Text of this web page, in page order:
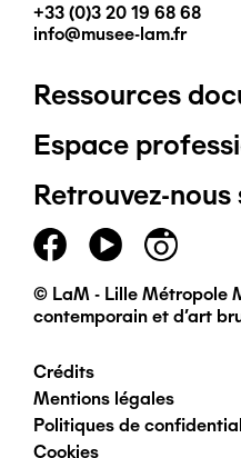
+33 (0)3 20 19 68 68
info@musee-lam.fr
Pied
de
page
principal
Ressources
Espace
Retrouvez-
© LaM - Lille Métropole
contemporain et d'art
Pied
de
Crédits
Mentions légales
Politiques de
Cookies